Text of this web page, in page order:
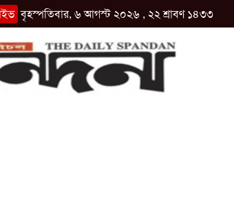
বৃহস্পতিবার, ৬ আগস্ট ২০২৬ , ২২ শ্রাবণ ১৪৩৩